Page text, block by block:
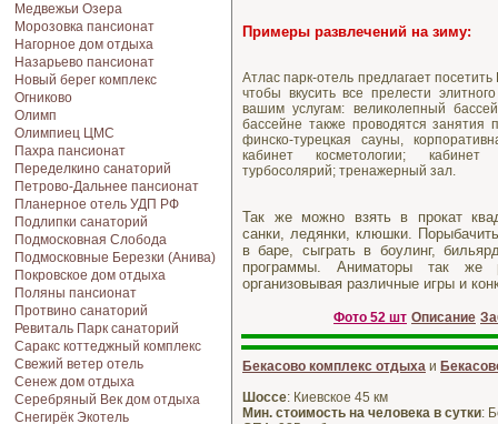
Медвежьи Озера
Морозовка пансионат
Нагорное дом отдыха
Назарьево пансионат
Новый берег комплекс
Огниково
Олимп
Олимпиец ЦМС
Пахра пансионат
Переделкино санаторий
Петрово-Дальнее пансионат
Планерное отель УДП РФ
Подлипки санаторий
Подмосковная Cлобода
Подмосковные Березки (Анива)
Покровское дом отдыха
Поляны пансионат
Протвино санаторий
Ревиталь Парк санаторий
Саракс коттеджный комплекс
Свежий ветер отель
Сенеж дом отдыха
Серебряный Век дом отдыха
Снегирёк Экотель
Примеры развлечений на зиму:
Атлас парк-отель предлагает
чтобы вкусить все прелести
вашим услугам: великолепный
бассейне также проводятся занятия
финско-турецкая сауны,
кабинет косметологии; кабинет
турбосолярий; тренажерный зал.
Так же можно взять в прокат
санки, ледянки, клюшки.
в баре, сыграть в боулинг,
программы. Аниматоры так же
организовывая различные игры и
Фото 52 шт Описание
Бекасово комплекс отдыха и
Шоссе: Киевское 45 км
Мин. стоимость на человека в сутки: